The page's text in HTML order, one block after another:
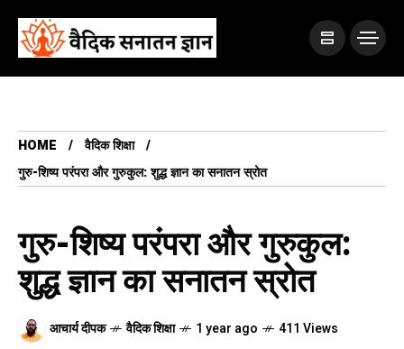
HOME
वैदिक शिक्षा
गुरु-शिष्य परंपरा और गुरुकुल: शुद्ध ज्ञान का सनातन स्रोत
गुरु-शिष्य परंपरा और गुरुकुल:
शुद्ध ज्ञान का सनातन स्रोत
आचार्य दीपक वैदिक शिक्षा 1 year ago 411 Views